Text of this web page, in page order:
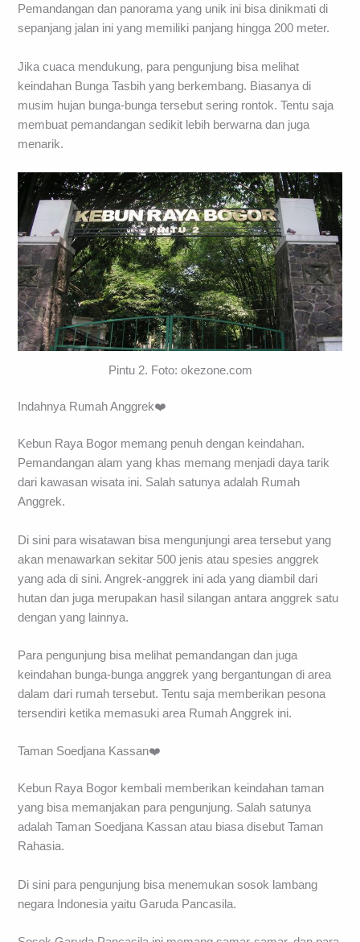
Pemandangan dan panorama yang unik ini bisa dinikmati di
sepanjang jalan ini yang memiliki panjang hingga 200 meter.
Jika cuaca mendukung, para pengunjung bisa melihat
keindahan Bunga Tasbih yang berkembang. Biasanya di
musim hujan bunga-bunga tersebut sering rontok. Tentu saja
membuat pemandangan sedikit lebih berwarna dan juga
menarik.
Pintu 2. Foto: okezone.com
Indahnya Rumah Anggrek❤️
Kebun Raya Bogor memang penuh dengan keindahan.
Pemandangan alam yang khas memang menjadi daya tarik
dari kawasan wisata ini. Salah satunya adalah Rumah
Anggrek.
Di sini para wisatawan bisa mengunjungi area tersebut yang
akan menawarkan sekitar 500 jenis atau spesies anggrek
yang ada di sini. Angrek-anggrek ini ada yang diambil dari
hutan dan juga merupakan hasil silangan antara anggrek satu
dengan yang lainnya.
Para pengunjung bisa melihat pemandangan dan juga
keindahan bunga-bunga anggrek yang bergantungan di area
dalam dari rumah tersebut. Tentu saja memberikan pesona
tersendiri ketika memasuki area Rumah Anggrek ini.
Taman Soedjana Kassan❤️
Kebun Raya Bogor kembali memberikan keindahan taman
yang bisa memanjakan para pengunjung. Salah satunya
adalah Taman Soedjana Kassan atau biasa disebut Taman
Rahasia.
Di sini para pengunjung bisa menemukan sosok lambang
negara Indonesia yaitu Garuda Pancasila.